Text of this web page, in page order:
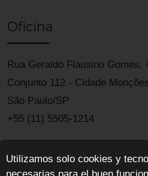
Oficina
Rua Geraldo Flausino Gomes,
Conjunto 112 - Cidade
São Paulo/SP
+55 (11) 5505-1214
Utilizamos solo cookies y